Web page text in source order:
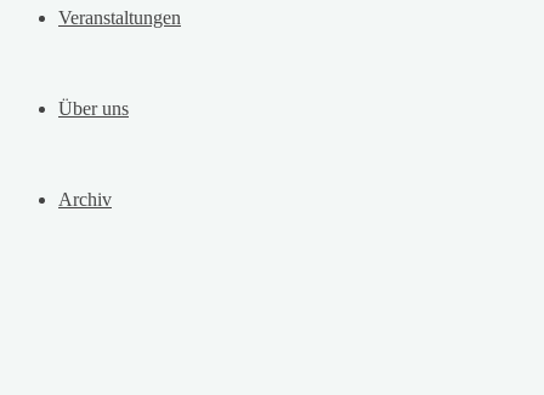
Veranstaltungen
Über uns
Archiv